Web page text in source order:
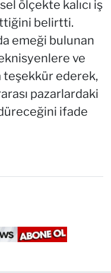
ölçekte kalıcı iş
belirtti.
emeği bulunan
ve
teşekkür ederek,
pazarlardaki
ifade